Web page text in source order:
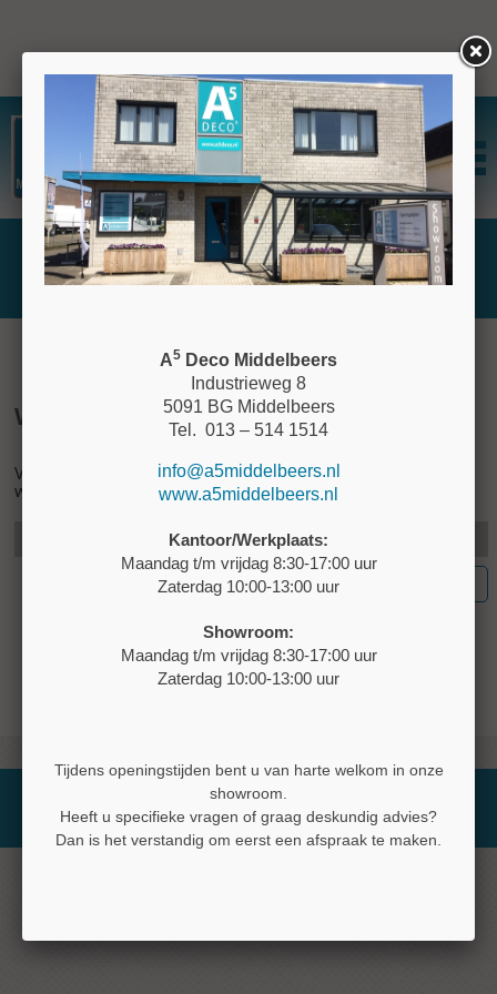
Inloggen
Wachtwoord vergeten
Vul het e-mailadres in waarmee u zich hebt geregistreerd en
wij sturen u een nieuw wachtwoord toe.
© 2026 Website Bedrijvenpresentatie.nl
A5 Deco Middelbeers
Industrieweg 8
5091 BG Middelbeers
Tel. 013 – 514 1514
info@a5middelbeers.nl
www.a5middelbeers.nl
Kantoor/Werkplaats:
Maandag t/m vrijdag 8:30-17:00 uur
Zaterdag 10:00-13:00 uur
Showroom:
Maandag t/m vrijdag 8:30-17:00 uur
Zaterdag 10:00-13:00 uur
Tijdens openingstijden bent u van harte welkom in onze
showroom.
Heeft u specifieke vragen of graag deskundig advies?
Dan is het verstandig om eerst een afspraak te maken.